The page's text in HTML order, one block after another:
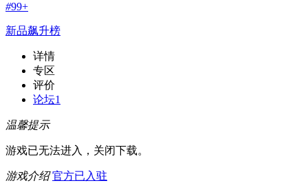
#99+
新品飙升榜
详情
专区
评价
论坛1
温馨提示
游戏已无法进入，关闭下载。
游戏介绍 官方已入驻